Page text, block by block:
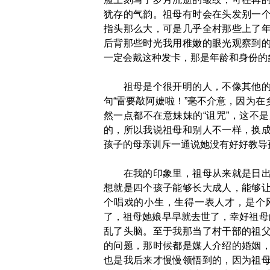
犹存的气韵。祖母有时会在头发别一
指头那么大，可是几乎全村那些上了
后背那些时光我用稚嫩的眼光观察到
一定会戴这种发卡，那是年龄和身份的
祖母是个很开明的人，不像其他的
句“雷要敲阿嬷啦！”毫不介意，因为
然一点都不在意妹妹的“诅咒”，这不
的，所以我说祖母和别人不一样，换
孩子的母亲训斥一通说她没有好好教导
在我的印象里，祖母从来就是日出
想就是四个孩子能够长大成人，能够
个唱戏的小生，生得一表人才，是
了，祖母她娘早早就去世了，幸好祖
乱了头脑。至于我那当了村干部的祖
的问题，那时候都是媒人介绍的婚姻
也是我后来才慢慢领悟到的，因为祖